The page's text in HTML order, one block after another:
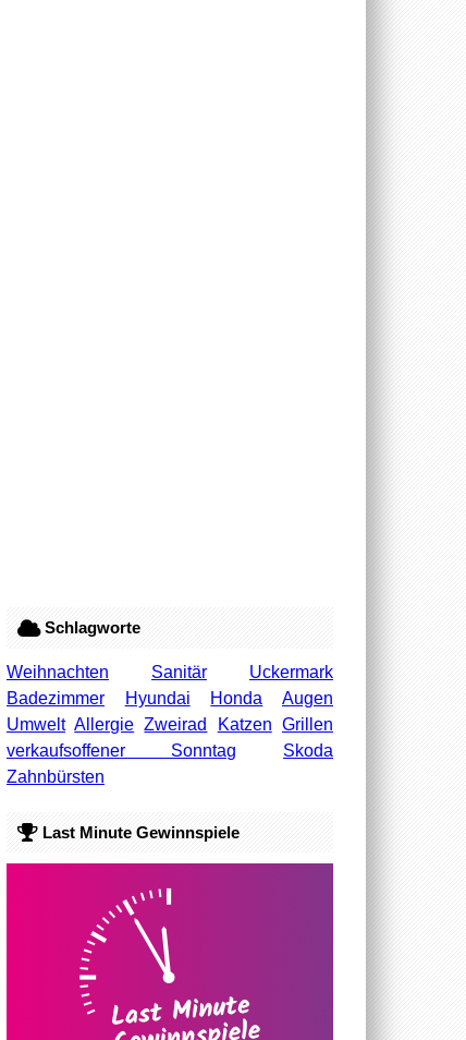
Schlagworte
Weihnachten Sanitär
Uckermark
Badezimmer
Hyundai Honda
Augen
Umwelt Allergie Zweirad Katzen Grillen
verkaufsoffener Sonntag
Skoda
Zahnbürsten
Last Minute Gewinnspiele